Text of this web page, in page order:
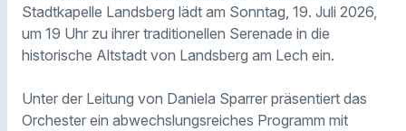
Stadtkapelle Landsberg lädt am Sonntag, 19. Juli 2026,
um 19 Uhr zu ihrer traditionellen Serenade in die
historische Altstadt von Landsberg am Lech ein.
Unter der Leitung von Daniela Sparrer präsentiert das
Orchester ein abwechslungsreiches Programm mit